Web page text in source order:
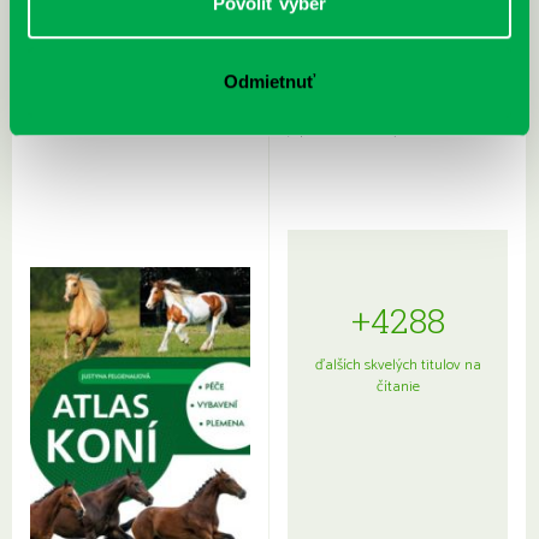
Odmietnuť
Rudź, Przemyslaw: Atlas hviezd:
Hardy, Paula: Japonsko na tanieri:
japonskou kuchyňou a etiketou
+4288
ďalších skvelých titulov na
čítanie